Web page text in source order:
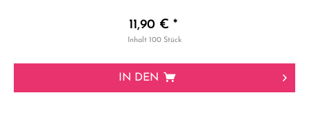
11,90 € *
Inhalt100 Stück
IN DEN